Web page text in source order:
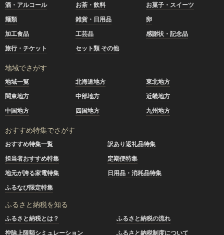
酒・アルコール
お茶・飲料
お菓子・スイーツ
麺類
雑貨・日用品
卵
加工食品
工芸品
感謝状・記念品
旅行・チケット
セット類 その他
地域でさがす
地域一覧 北海道地方
東北地方
関東地方
中部地方
近畿地方
中国地方
四国地方 九州地方
おすすめ特集でさがす
おすすめ特集一覧
訳あり返礼品特集
担当者おすすめ特集
定期便特集
地元が誇る家電特集
日用品・消耗品特集
ふるなび限定特集
ふるさと納税を知る
ふるさと納税とは？
ふるさと納税の流れ
控除上限額シミュレーション
ふるさと納税制度について